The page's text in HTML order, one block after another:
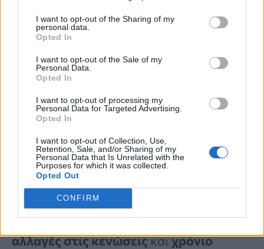
I want to opt-out of the Sharing of my
personal data.
Opted In
I want to opt-out of the Sale of my
Personal Data.
Opted In
I want to opt-out of processing my
Personal Data for Targeted Advertising.
Opted In
I want to opt-out of Collection, Use,
Retention, Sale, and/or Sharing of my
Personal Data that Is Unrelated with the
Purposes for which it was collected.
Opted Out
CONFIRM
τεστοστερόνηςκαι στα κύτταρα των
όρχεων. Όταν ο
σε μέγεθος, μπορεί να επηρεάσει τη
λειτουργία του ουροποιητικού και να
συμβάλλει στον πυελικό πόνο.
σύνδρομο ευερέθιστου εντέρου
μια διαταραχή του γαστρεντερικού
σωλήνα που εκδηλώνεται με
συμπτώματα όπως
φούσκωμα,αέρια,απώλεια βάρους,
αλλαγές στις κενώσειςκαιχρόνιο